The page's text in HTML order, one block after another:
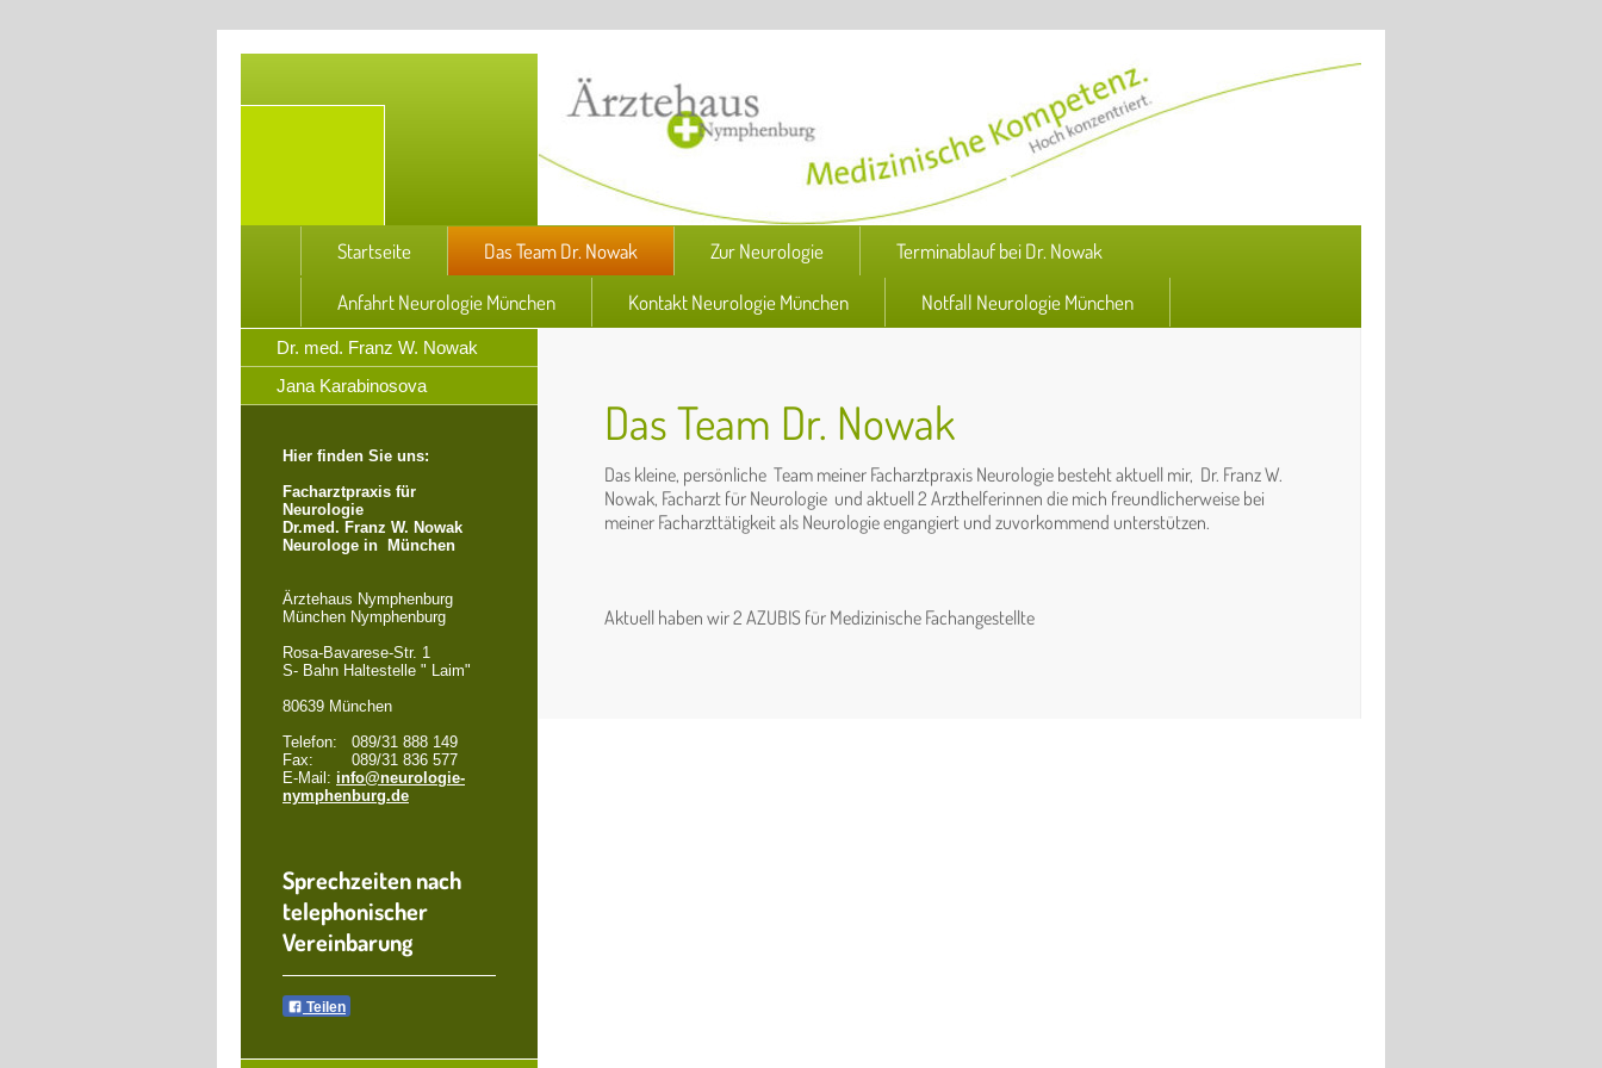
Weiterbildung
Startseite Das Team Dr. Nowak Zur Neurologie Terminablauf bei Dr. Nowak
Anfahrt Neurologie München Kontakt Neurologie München Notfall Neurologie München
Dr. med. Franz W. Nowak
Jana Karabinosova
Hier finden Sie uns:
Facharztpraxis für
Neurologie
Dr.med. Franz W. Nowak
Neurologe in München
Ärztehaus Nymphenburg
München Nymphenburg
Rosa-Bavarese-Str. 1
S- Bahn Haltestelle " Laim"
80639 München
Telefon: 089/31 888 149
Fax: 089/31 836 577
E-Mail: info@neurologie-
nymphenburg.de
Sprechzeiten nach
telephonischer
Vereinbarung
Teilen
Das Team Dr. Nowak
Das kleine, persönliche Team meiner Facharztpraxis Neurologie besteht aktuell mir, Dr. Franz W.
Nowak, Facharzt für Neurologie und aktuell 2 Arzthelferinnen die mich freundlicherweise bei
meiner Facharzttätigkeit als Neurologie engangiert und zuvorkommend unterstützen.
Aktuell haben wir 2 AZUBIS für Medizinische Fachangestellte